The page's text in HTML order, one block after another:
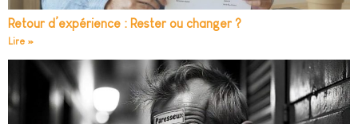
Retour d’expérience : Rester ou changer ?
Lire »